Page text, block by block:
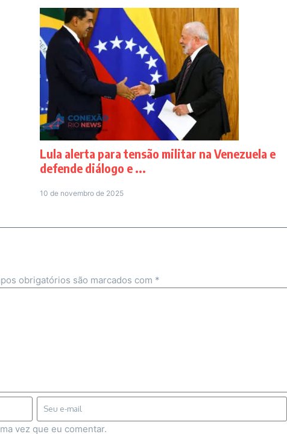
Lula alerta para tensão militar na Venezuela e
defende diálogo e ...
10 de novembro de 2025
obrigatórios são marcados com *
vez que eu comentar.